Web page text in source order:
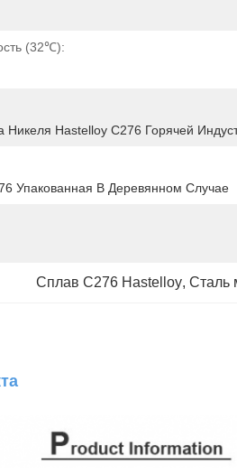
(32℃):
Никеля Hastelloy C276 Горячей
Упакованная В Деревянном Случае
Сплав C276 Hastelloy, Сталь